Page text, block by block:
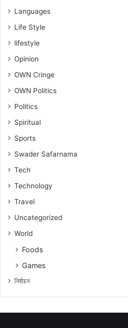
Languages
Life Style
lifestyle
Opinion
OWN Cringe
OWN Politics
Politics
Spiritual
Sports
Swader Safarnama
Tech
Technology
Travel
Uncategorized
World
Foods
Games
নিৰ্বাচন